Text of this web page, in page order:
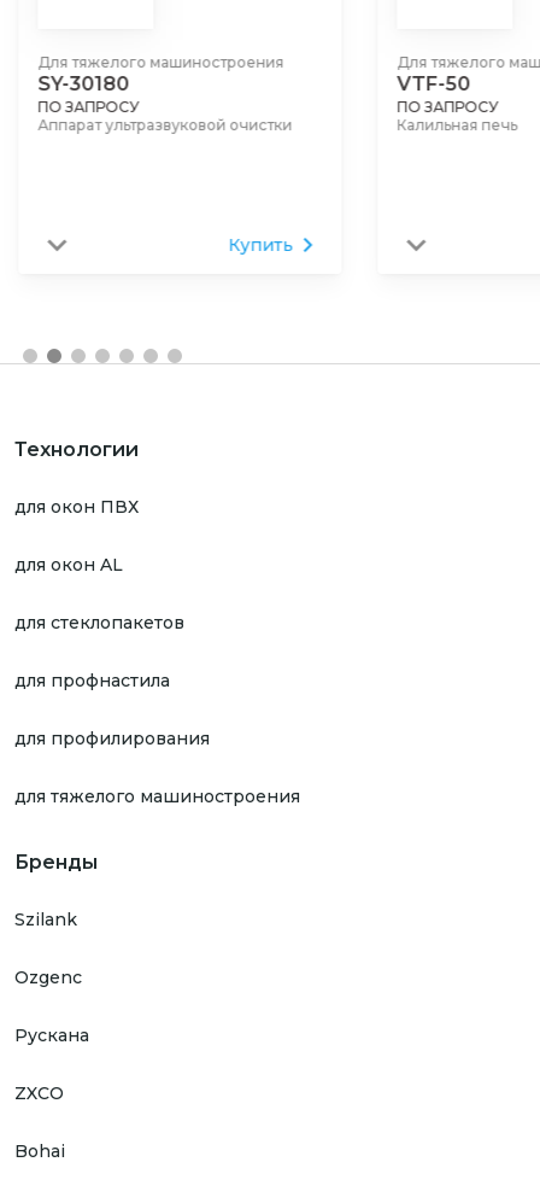
Для тяжелого машиностроения
VTF-50
ПО ЗАПРОСУ
Калильная печь
Купить
Для тяжелого
VOQ2-80
ПО ЗАПРОСУ
Вакуумная печь
Технологии
для окон ПВХ
для окон AL
для стеклопакетов
для профнастила
для профилирования
для тяжелого машиностроения
Бренды
Szilank
Ozgenc
Рускана
ZXCO
Bohai